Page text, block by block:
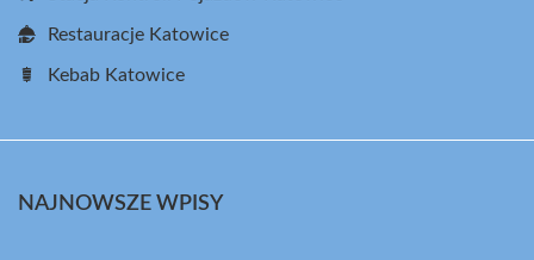
Restauracje Katowice
Kebab Katowice
NAJNOWSZE WPISY